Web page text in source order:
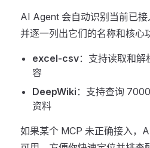
AI Agent 会自动识别当前已接
并逐一列出它们的名称和核心
excel-csv：支持读取和
容
DeepWiki ：支持查询
资料
如果某个 MCP 未正确接入，